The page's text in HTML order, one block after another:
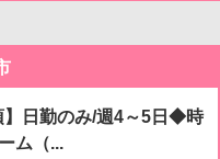
】日勤のみ/週4～5日◆時
ム（...